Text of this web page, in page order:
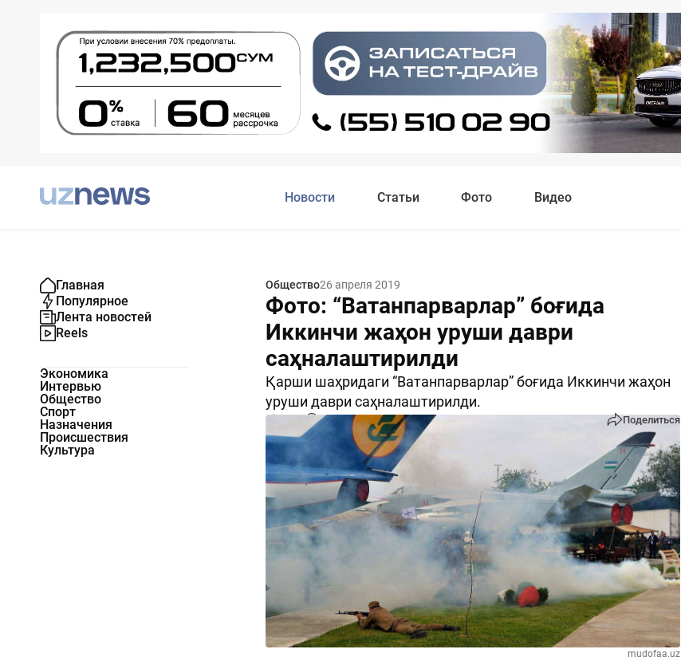
Новости Статьи Фото Видео
Главная
Популярное
Лента новостей
Reels
Экономика
Интервью
Общество
Спорт
Назначения
Происшествия
Культура
Общество26 апреля 2019
Фото: “Ватанпарварлар” боғида
Иккинчи жаҳон уруши даври
саҳналаштирилди
Қарши шаҳридаги “Ватанпарварлар” боғида Иккинчи жаҳон
уруши даври саҳналаштирилди.
0 Поделиться
mudofaa.uz